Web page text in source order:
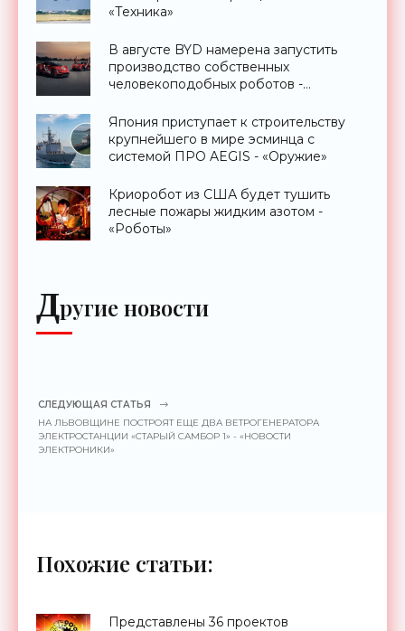
«Техника»
В августе BYD намерена запустить
производство собственных
человекоподобных роботов -
Япония приступает к строительству
крупнейшего в мире эсминца с
системой ПРО AEGIS - «Оружие»
Криоробот из США будет тушить
лесные пожары жидким азотом -
«Роботы»
Другие новости
СЛЕДУЮЩАЯ СТАТЬЯ
НА ЛЬВОВЩИНЕ ПОСТРОЯТ ЕЩЕ ДВА ВЕТРОГЕНЕРАТОРА
ЭЛЕКТРОСТАНЦИИ «СТАРЫЙ САМБОР 1» - «НОВОСТИ
ЭЛЕКТРОНИКИ»
Похожие статьи:
Представлены 36 проектов